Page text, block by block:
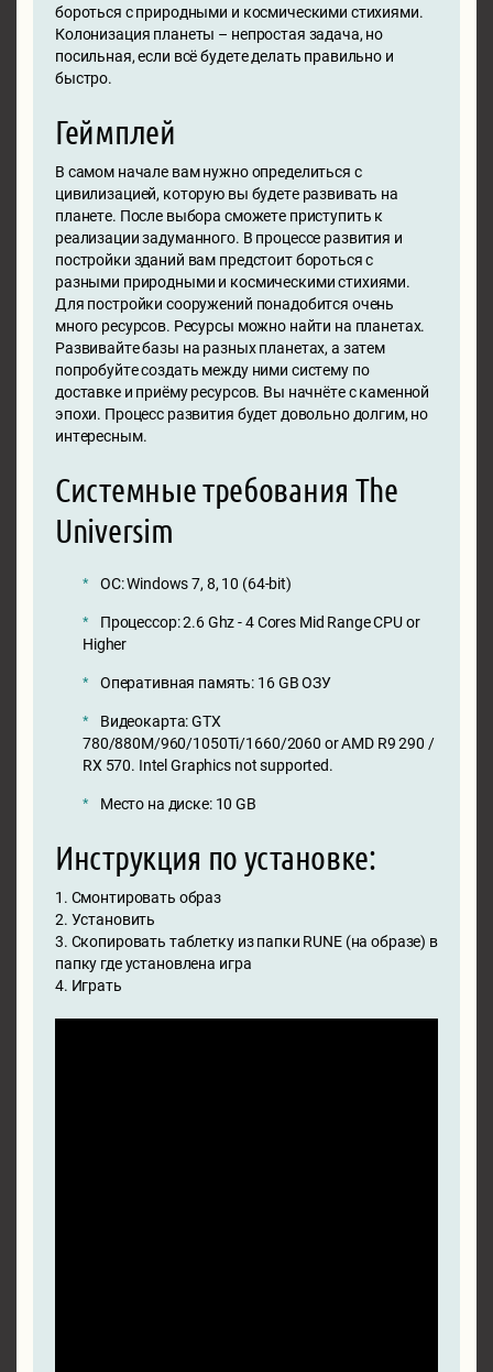
бороться с природными и космическими стихиями.
Колонизация планеты – непростая задача, но
посильная, если всё будете делать правильно и
быстро.
Геймплей
В самом начале вам нужно определиться с
цивилизацией, которую вы будете развивать на
планете. После выбора сможете приступить к
реализации задуманного. В процессе развития и
постройки зданий вам предстоит бороться с
разными природными и космическими стихиями.
Для постройки сооружений понадобится очень
много ресурсов. Ресурсы можно найти на планетах.
Развивайте базы на разных планетах, а затем
попробуйте создать между ними систему по
доставке и приёму ресурсов. Вы начнёте с каменной
эпохи. Процесс развития будет довольно долгим, но
интересным.
Системные требования The
Universim
ОС: Windows 7, 8, 10 (64-bit)
Процессор: 2.6 Ghz - 4 Cores Mid Range CPU or
Higher
Оперативная память: 16 GB ОЗУ
Видеокарта: GTX
780/880M/960/1050Ti/1660/2060 or AMD R9 290 /
RX 570. Intel Graphics not supported.
Место на диске: 10 GB
Инструкция по установке:
1. Смонтировать образ
2. Установить
3. Скопировать таблетку из папки RUNE (на образе) в
папку где установлена игра
4. Играть